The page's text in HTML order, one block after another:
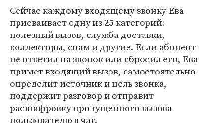
Сейчас каждому входящему звонку Ева
присваивает одну из 25 категорий:
полезный вызов, служба доставки,
коллекторы, спам и другие. Если абонент
не ответил на звонок или сбросил его, Ева
примет входящий вызов, самостоятельно
определит источник и цель звонка,
поддержит разговор и отправит
расшифровку пропущенного вызова
пользователю в чат.